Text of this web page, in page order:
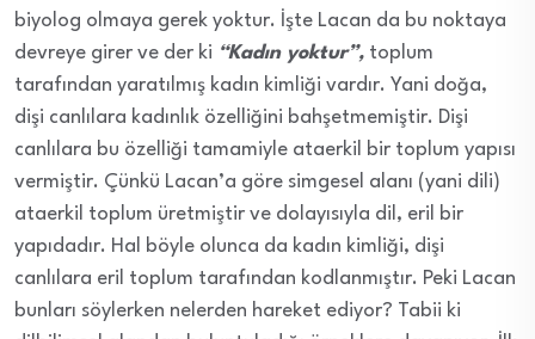
biyolog olmaya gerek yoktur. İşte Lacan da bu noktaya
devreye girer ve der ki “Kadın yoktur”, toplum
tarafından yaratılmış kadın kimliği vardır. Yani doğa,
dişi canlılara kadınlık özelliğini bahşetmemiştir. Dişi
canlılara bu özelliği tamamiyle ataerkil bir toplum yapısı
vermiştir. Çünkü Lacan’a göre simgesel alanı (yani dili)
ataerkil toplum üretmiştir ve dolayısıyla dil, eril bir
yapıdadır. Hal böyle olunca da kadın kimliği, dişi
canlılara eril toplum tarafından kodlanmıştır. Peki Lacan
bunları söylerken nelerden hareket ediyor? Tabii ki